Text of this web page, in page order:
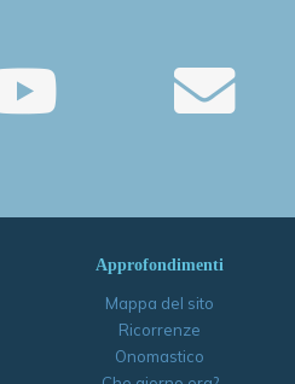
Approfondimenti
Mappa del sito
Ricorrenze
Onomastico